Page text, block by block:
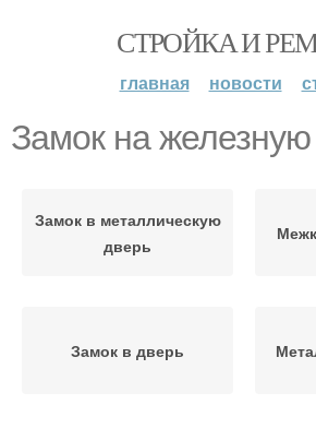
СТРОЙКА И
главная новости
Замок на
Замок в металлическую
дверь
Замок в дверь